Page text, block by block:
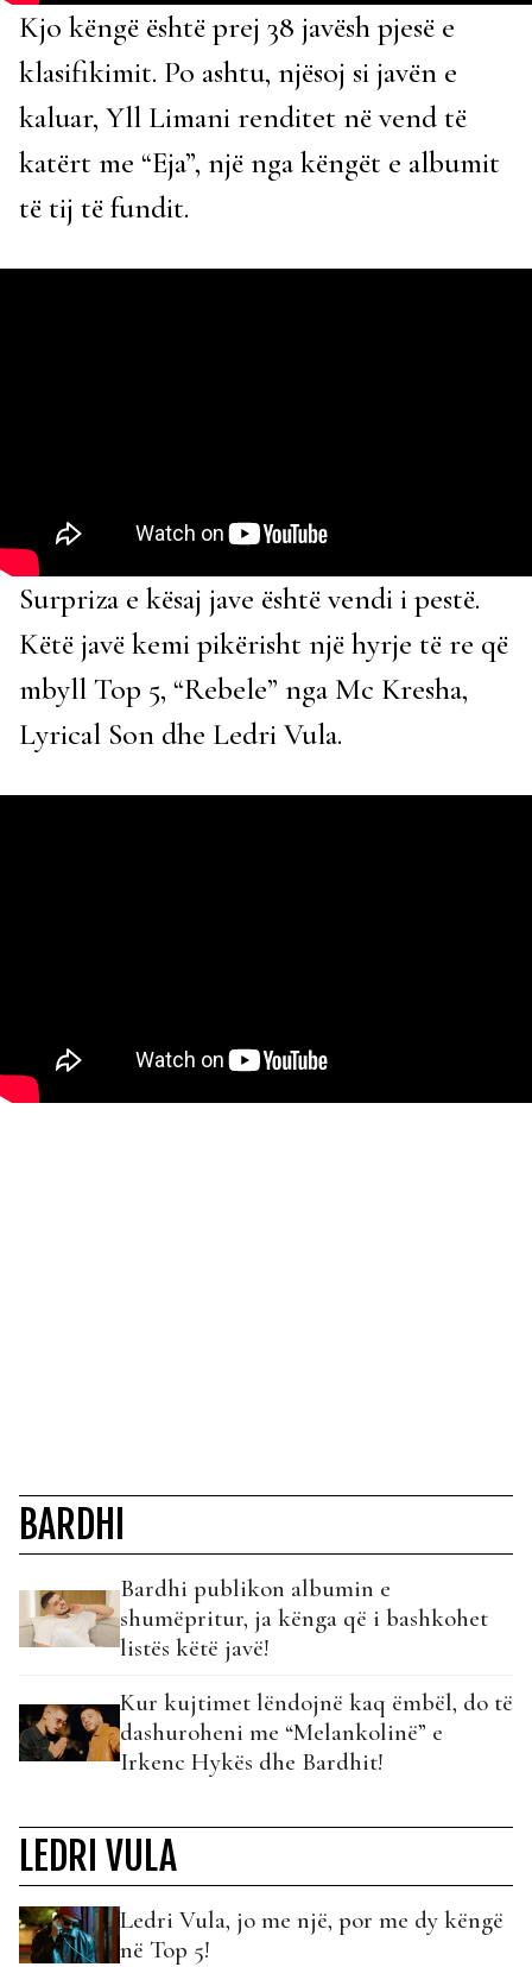
Kjo këngë është prej 38 javësh pjesë e
klasifikimit. Po ashtu, njësoj si javën e
kaluar, Yll Limani renditet në vend të
katërt me “Eja”, një nga këngët e albumit
të tij të fundit.
Surpriza e kësaj jave është vendi i pestë.
Këtë javë kemi pikërisht një hyrje të re që
mbyll Top 5, “Rebele” nga Mc Kresha,
Lyrical Son dhe Ledri Vula.
BARDHI
Bardhi publikon albumin e
shumëpritur, ja kënga që i bashkohet
listës këtë javë!
Kur kujtimet lëndojnë kaq ëmbël, do të
dashuroheni me “Melankolinë” e
Irkenc Hykës dhe Bardhit!
LEDRI VULA
Ledri Vula, jo me një, por me dy këngë
në Top 5!